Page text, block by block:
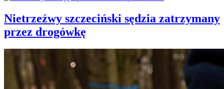
Nietrzeźwy szczeciński sędzia zatrzymany
przez drogówkę